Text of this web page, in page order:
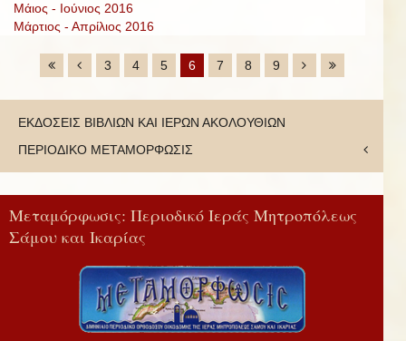
Μάιος - Iούνιος 2016
Μάρτιος - Απρίλιος 2016
3 4 5 6 7 8 9
ΕΚΔΟΣΕΙΣ ΒΙΒΛΙΩΝ ΚΑΙ ΙΕΡΩΝ ΑΚΟΛΟΥΘΙΩΝ
ΠΕΡΙΟΔΙΚΟ ΜΕΤΑΜΟΡΦΩΣΙΣ
Μεταμόρφωσις: Περιοδικό Ιεράς Μητροπόλεως
Σάμου και Ικαρίας